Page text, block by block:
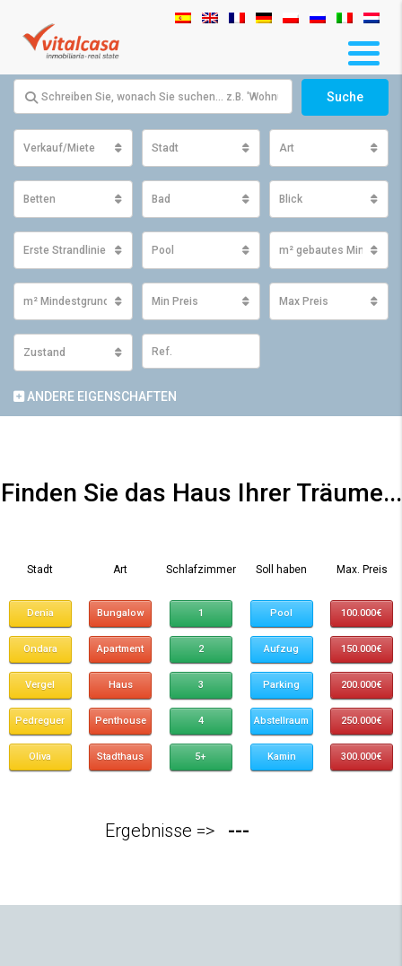
Suche
Verkauf/Miete Stadt Art
Betten Bad Blick
Erste Strandlinie Pool m² gebautes Minimum
m² Mindestgrundfläche Min Preis Max Preis
Zustand
ANDERE EIGENSCHAFTEN
Finden Sie das Haus Ihrer Träume...
Stadt Art Schlafzimmer Soll haben Max. Preis
Denia Bungalow 1 Pool 100.000€
Ondara Apartment 2 Aufzug 150.000€
Vergel Haus 3 Parking 200.000€
Pedreguer Penthouse 4 Abstellraum 250.000€
Oliva Stadthaus 5+ Kamin 300.000€
Ergebnisse => ---